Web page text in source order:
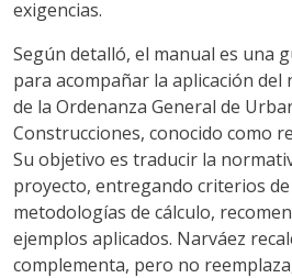
exigencias.
Según detalló, el manual es una
para acompañar la aplicación del
de la Ordenanza General de
Construcciones, conocido como
Su objetivo es traducir la
proyecto, entregando criterios
metodologías de cálculo,
ejemplos aplicados. Narváez
complementa, pero no